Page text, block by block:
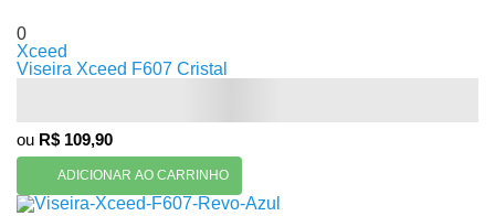
0
Xceed
Viseira Xceed F607 Cristal
ou R$ 109,90
ADICIONAR AO CARRINHO